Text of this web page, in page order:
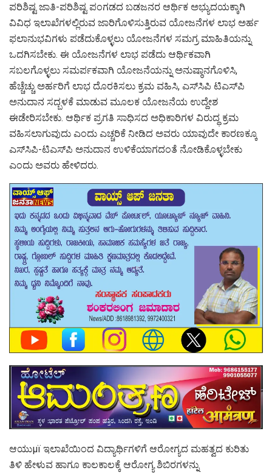
ಪರಿಶಿಷ್ಟ ಜಾತಿ-ಪರಿಶಿಷ್ಟ ಪಂಗಡದ ಬಡಜನರ ಆರ್ಥಿಕ ಅಭ್ಯುದಯಕ್ಕಾಗಿ
ವಿವಿಧ ಇಲಾಖೆಗಳಲ್ಲಿರುವ ಜಾರಿಗೊಳಿಸುತ್ತಿರುವ ಯೋಜನೆಗಳ ಲಾಭ ಅರ್ಹ
ಫಲಾನುಭವಿಗಳು ಪಡೆದುಕೊಳ್ಳಲು ಯೋಜನೆಗಳ ಸಮಗ್ರ ಮಾಹಿತಿಯನ್ನು
ಒದಗಿಸಬೇಕು. ಈ ಯೋಜನೆಗಳ ಲಾಭ ಪಡೆದು ಆರ್ಥಿಕವಾಗಿ
ಸಬಲಗೊಳ್ಳಲು ಸಮರ್ಪಕವಾಗಿ ಯೋಜನೆಯನ್ನು ಅನುಷ್ಠಾನಗೊಳಿಸಿ,
ಹೆಚ್ಚೆಚ್ಚು ಅರ್ಹರಿಗೆ ಲಾಭ ದೊರಕಿಸಲು ಕ್ರಮ ವಹಿಸಿ, ಎಸ್‍ಸಿಪಿ ಟಿಎಸ್‍ಪಿ
ಅನುದಾನ ಸದ್ಬಳಕೆ ಮಾಡುವ ಮೂಲಕ ಯೋಜನೆಯ ಉದ್ದೇಶ
ಈಡೇರಿಸಬೇಕು. ಆರ್ಥಿಕ ಪ್ರಗತಿ ಸಾಧಿಸದ ಅಧಿಕಾರಿಗಳ ವಿರುದ್ಧ ಕ್ರಮ
ವಹಿಸಲಾಗುವುದು ಎಂದು ಎಚ್ಚರಿಕೆ ನೀಡಿದ ಅವರು ಯಾವುದೇ ಕಾರಣಕ್ಕೂ
ಎಸ್‍ಸಿಪಿ-ಟಿಎಸ್‍ಪಿ ಅನುದಾನ ಉಳಿಕೆಯಾಗದಂತೆ ನೋಡಿಕೊಳ್ಳಬೇಕು
ಎಂದು ಅವರು ಹೇಳಿದರು.
ಆಯುμï ಇಲಾಖೆಯಿಂದ ವಿದ್ಯಾರ್ಥಿಗಳಿಗೆ ಆರೋಗ್ಯದ ಮಹತ್ವದ ಕುರಿತು
ತಿಳಿ ಹೇಳುವ ಹಾಗೂ ಕಾಲಕಾಲಕ್ಕೆ ಆರೋಗ್ಯ ಶಿಬಿರಗಳನ್ನು